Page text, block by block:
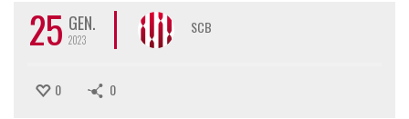
25 GEN.
2023
SCB
0 0